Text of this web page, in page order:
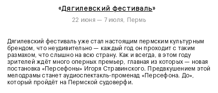
«Дягилевский фестиваль»
22 июня — 7 июля, Пермь
Дягилевский фестиваль уже стал настоящим пермским культурным
брендом, что неудивительно — каждый год он проходит с таким
размахом, что слышно на всю страну. Как и всегда, в этом году
зрителей ждёт много оперных премьер, главная из которых — новая
постановка «Персефоны» Игоря Стравинского. Предвкушением этой
мелодрамы станет аудиоспектакль-променад «Персефона. До»,
который пройдёт на Пермской судоверфи.